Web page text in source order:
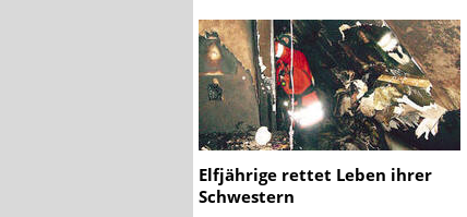
Elfjährige rettet Leben ihrer
Schwestern